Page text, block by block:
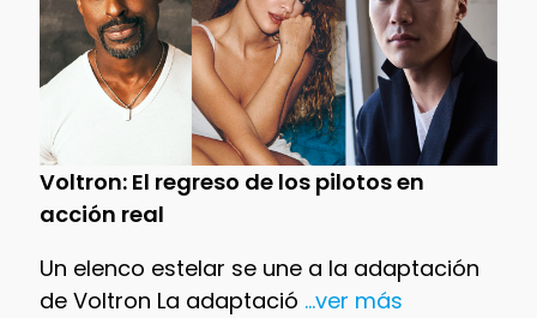
Voltron: El regreso de los pilotos en
acción real
Un elenco estelar se une a la adaptación
de Voltron La adaptació ...ver más